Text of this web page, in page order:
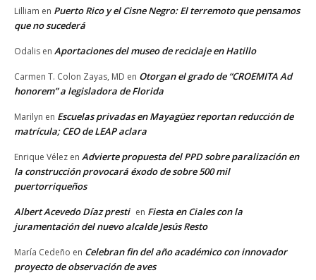
Lilliam en Puerto Rico y el Cisne Negro: El terremoto que pensamos
que no sucederá
Odalis en Aportaciones del museo de reciclaje en Hatillo
Carmen T. Colon Zayas, MD en Otorgan el grado de “CROEMITA Ad
honorem” a legisladora de Florida
Marilyn en Escuelas privadas en Mayagüez reportan reducción de
matrícula; CEO de LEAP aclara
Enrique Vélez en Advierte propuesta del PPD sobre paralización en
la construcción provocará éxodo de sobre 500 mil
puertorriqueños
Albert Acevedo Díaz presti en Fiesta en Ciales con la
juramentación del nuevo alcalde Jesús Resto
María Cedeño en Celebran fin del año académico con innovador
proyecto de observación de aves